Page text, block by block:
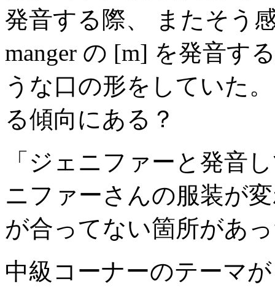
発音する際、 またそう
manger の [m] を発音す
うな口の形をしていた
る傾向にある？
「ジェニファーと発音
ニファーさんの服装が
が合ってない箇所があ
中級コーナーのテーマ